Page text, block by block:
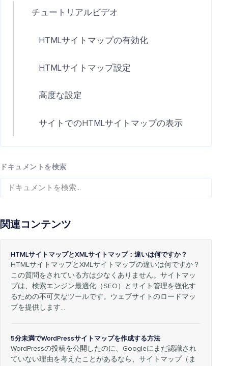
チュートリアルビデオ
HTMLサイトマップの有効化
HTMLサイトマップ設定
高度な設定
サイトでのHTMLサイトマップの表示
ドキュメントを検索
関連コンテンツ
HTMLサイトマップとXMLサイトマップ：違いは何ですか？
HTMLサイトマップとXMLサイトマップの違いは何ですか？
この質問をされている方は少なくありません。サイトマッ
プは、検索エンジン最適化（SEO）とサイト管理を強化す
るための不可欠なツールです。ウェブサイトのロードマッ
プを提供します…
5分未満でWordPressサイトマップを作成する方法
WordPressの投稿を公開したのに、Googleにまだ認識され
ていない理由を考えたことがあるなら、サイトマップ（ま